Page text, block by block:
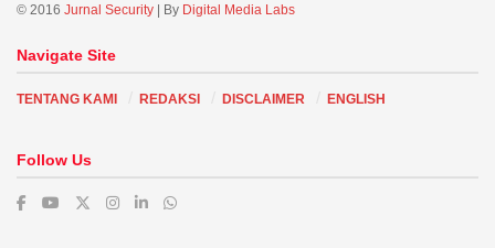
© 2016 Jurnal Security | By Digital Media Labs
Navigate Site
TENTANG KAMI REDAKSI DISCLAIMER ENGLISH
Follow Us